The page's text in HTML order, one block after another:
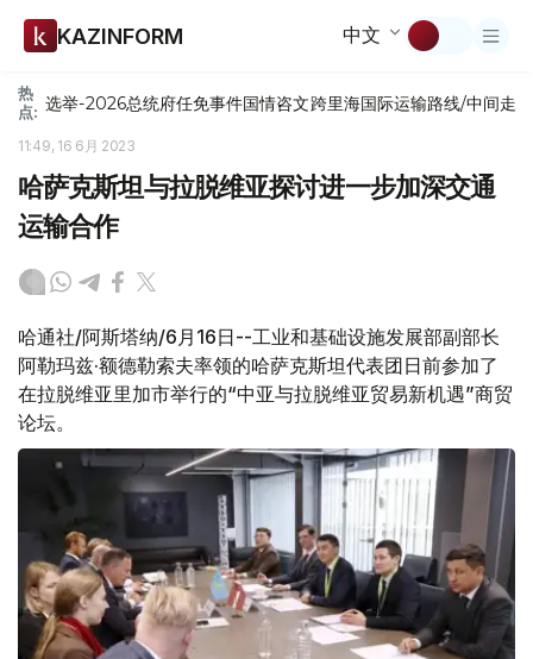
KAZINFORM 中文
热
点: 选举-2026总统府任免事件国情咨文跨里海国际运输路线/中间走廊
11:49, 16 6月 2023
哈萨克斯坦与拉脱维亚探讨进一步加深交通
运输合作
哈通社/阿斯塔纳/6月16日--工业和基础设施发展部副部长
阿勒玛兹·额德勒索夫率领的哈萨克斯坦代表团日前参加了
在拉脱维亚里加市举行的“中亚与拉脱维亚贸易新机遇”商贸
论坛。